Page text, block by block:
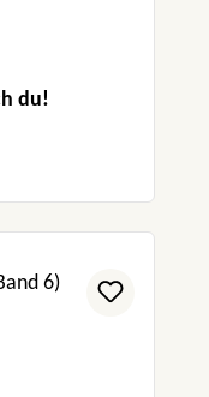
du!